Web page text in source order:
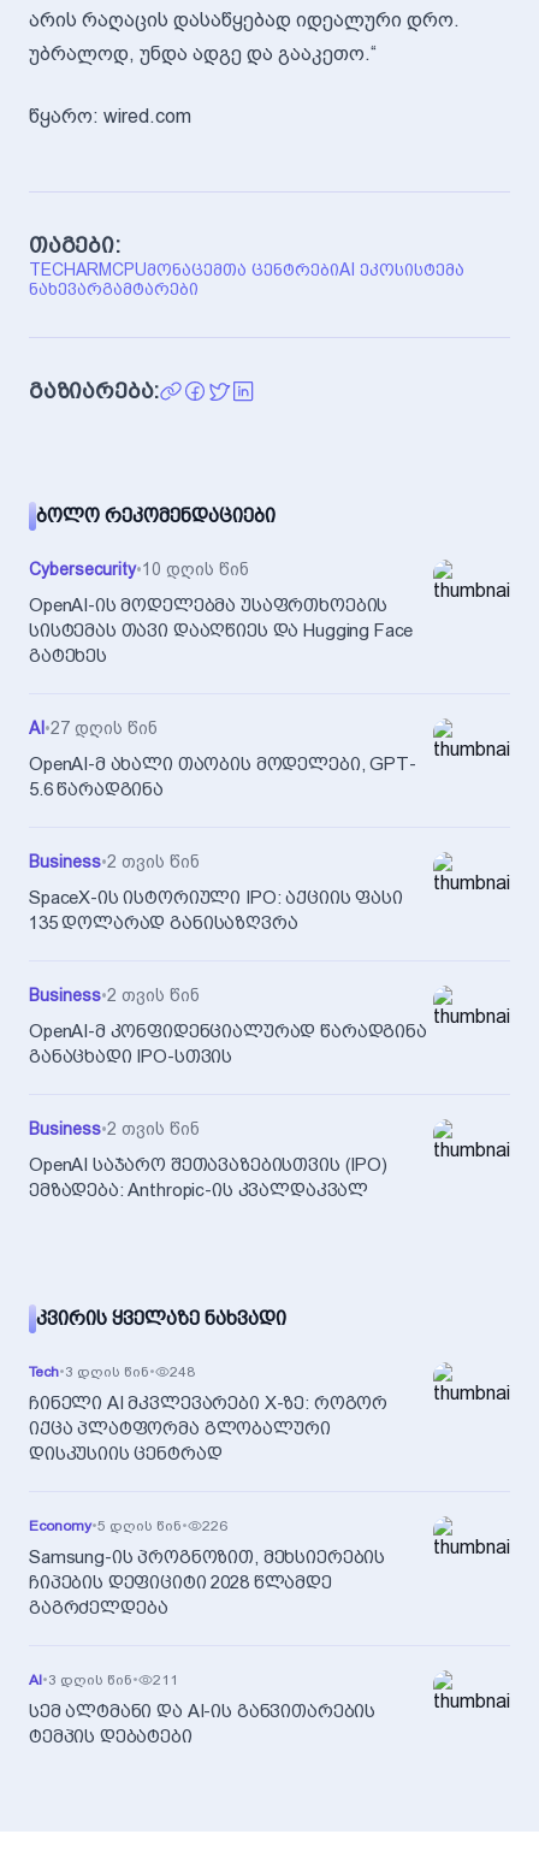
არის რაღაცის დასაწყებად იდეალური დრო.
უბრალოდ, უნდა ადგე და გააკეთო.“
წყარო: wired.com
თაგები:
TECHARMCPUᲛᲝᲜᲐᲪᲔᲛᲗᲐ ᲪᲔᲜᲢᲠᲔᲑᲘAI ᲔᲙᲝᲡᲘᲡᲢᲔᲛᲐ
ᲜᲐᲮᲔᲕᲐᲠᲒᲐᲛᲢᲐᲠᲔᲑᲘ
გაზიარება:
ᲑᲝᲚᲝ ᲠᲔᲙᲝᲛᲔᲜᲓᲐᲪᲘᲔᲑᲘ
Cybersecurity•10 დღის წინ
OpenAI-ის მოდელებმა უსაფრთხოების
სისტემას თავი დააღწიეს და Hugging Face
გატეხეს
AI •27 დღის წინ
OpenAI-მ ახალი თაობის მოდელები, GPT-
5.6 წარადგინა
Business•2 თვის წინ
SpaceX-ის ისტორიული IPO: აქციის ფასი
135 დოლარად განისაზღვრა
Business•2 თვის წინ
OpenAI-მ კონფიდენციალურად წარადგინა
განაცხადი IPO-სთვის
Business•2 თვის წინ
OpenAI საჯარო შეთავაზებისთვის (IPO)
ემზადება: Anthropic-ის კვალდაკვალ
ᲙᲕᲘᲠᲘᲡ ᲧᲕᲔᲚᲐᲖᲔ ᲜᲐᲮᲕᲐᲓᲘ
Tech•3 დღის წინ• 248
ჩინელი AI მკვლევარები X-ზე: როგორ
იქცა პლატფორმა გლობალური
დისკუსიის ცენტრად
Economy•5 დღის წინ• 226
Samsung-ის პროგნოზით, მეხსიერების
ჩიპების დეფიციტი 2028 წლამდე
გაგრძელდება
AI•3 დღის წინ• 211
სემ ალტმანი და AI-ის განვითარების
ტემპის დებატები